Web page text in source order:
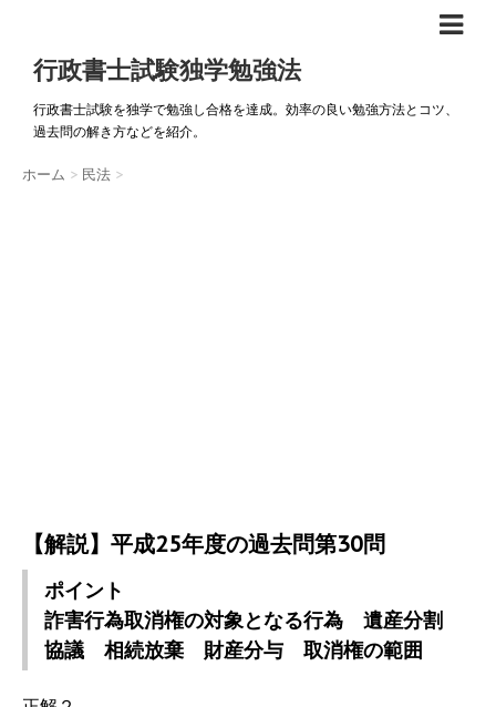
行政書士試験独学勉強法
行政書士試験を独学で勉強し合格を達成。効率の良い勉強方法とコツ、
過去問の解き方などを紹介。
ホーム > 民法 >
【解説】平成25年度の過去問第30問
ポイント
詐害行為取消権の対象となる行為 遺産分割
協議 相続放棄 財産分与 取消権の範囲